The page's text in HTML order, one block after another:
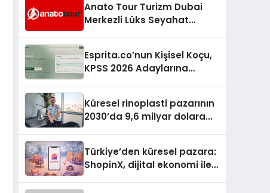
Anato Tour Turizm Dubai
Merkezli Lüks Seyahat
Esprita.co’nun Kişisel Koçu,
KPSS 2026 Adaylarına
Küresel rinoplasti pazarının
2030’da 9,6 milyar dolara
Türkiye’den küresel pazara:
ShopinX, dijital ekonomi ile